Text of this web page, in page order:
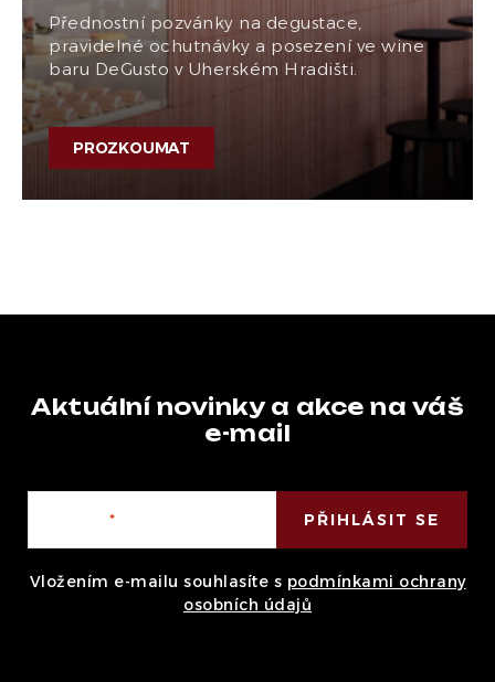
Přednostní pozvánky na degustace,
pravidelné ochutnávky a posezení ve wine
baru DeGusto v Uherském Hradišti.
PROZKOUMAT
Aktuální novinky a akce na váš
e-mail
Vložením e-mailu souhlasíte s podmínkami ochrany
osobních údajů
PŘIHLÁSIT SE